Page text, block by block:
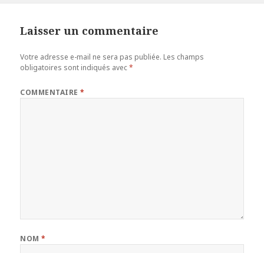
Laisser un commentaire
Votre adresse e-mail ne sera pas publiée. Les champs
obligatoires sont indiqués avec*
COMMENTAIRE*
NOM*